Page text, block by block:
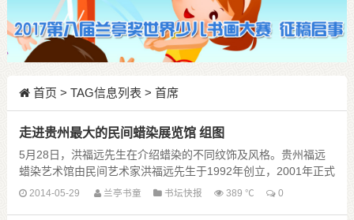
首页 > TAG信息列表 > 首席
走进贵州最大的民间蜡染展览馆 组图
5月28日，洪福远先生在介绍蜡染的不同纹饰及风格。贵州福远
蜡染艺术馆由民间艺术家洪福远先生于1992年创立，2001年正式
对外展览。展厅面积550平方米，收藏贵......
2014-05-29 兰亭书童 书坛快报 389 ℃ 0